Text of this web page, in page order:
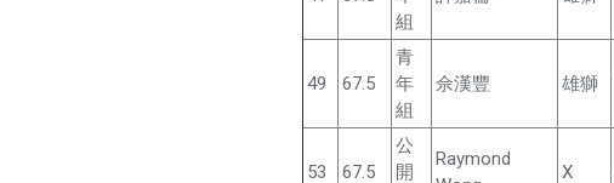
組
49 67.5
青
年
組
佘漢豐 雄獅
53 67.5
公
開
Raymond
X